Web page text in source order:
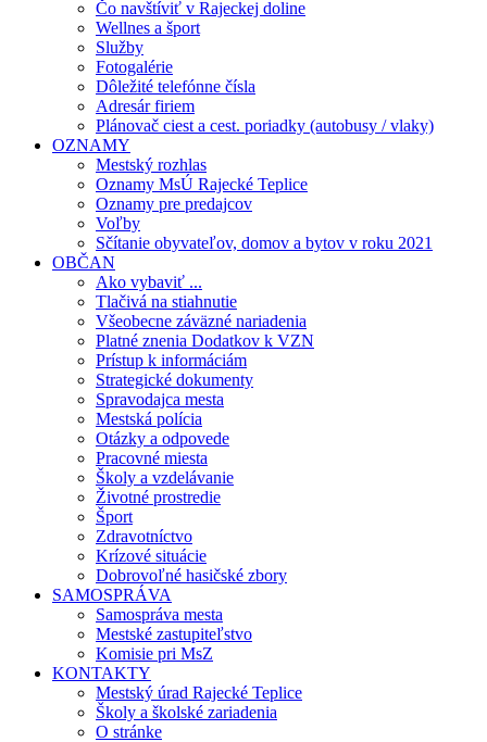
Čo navštíviť v Rajeckej doline
Wellnes a šport
Služby
Fotogalérie
Dôležité telefónne čísla
Adresár firiem
Plánovač ciest a cest. poriadky (autobusy / vlaky)
OZNAMY
Mestský rozhlas
Oznamy MsÚ Rajecké Teplice
Oznamy pre predajcov
Voľby
Sčítanie obyvateľov, domov a bytov v roku 2021
OBČAN
Ako vybaviť ...
Tlačivá na stiahnutie
Všeobecne záväzné nariadenia
Platné znenia Dodatkov k VZN
Prístup k informáciám
Strategické dokumenty
Spravodajca mesta
Mestská polícia
Otázky a odpovede
Pracovné miesta
Školy a vzdelávanie
Životné prostredie
Šport
Zdravotníctvo
Krízové situácie
Dobrovoľné hasičské zbory
SAMOSPRÁVA
Samospráva mesta
Mestské zastupiteľstvo
Komisie pri MsZ
KONTAKTY
Mestský úrad Rajecké Teplice
Školy a školské zariadenia
O stránke